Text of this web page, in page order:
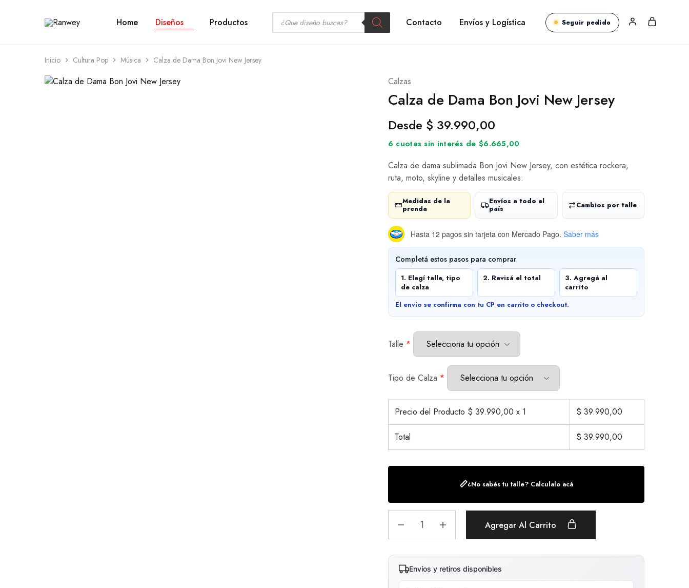
Ranwey
Tu
Tu
Diseño
Tu
Tu
—
Remeras,
Buzos
y
Home Diseños Productos Contacto Envíos y Logística Seguir pedido
Inicio Cultura Pop Música Calza de Dama Bon Jovi New Jersey
Calzas
Calza de Dama Bon Jovi New Jersey
Desde $ 39.990,00
6 cuotas sin interés de $6.665,00
Calza de dama sublimada Bon Jovi New Jersey, con estética rockera,
ruta, moto, skyline y detalles musicales.
Medidas de la
prenda
Envíos a todo el
país
Cambios por talle
Hasta 12 pagos sin tarjeta con Mercado Pago. Saber más
Completá estos pasos para comprar
1. Elegí talle, tipo
de calza
2. Revisá el total
3. Agregá al
carrito
El envío se confirma con tu CP en carrito o checkout.
Talle *
Tipo de Calza *
Precio del Producto $ 39.990,00 x 1 $ 39.990,00
Total $ 39.990,00
📏¿No sabés tu talle? Calculalo acá
Agregar Al Carrito
Envíos y retiros disponibles